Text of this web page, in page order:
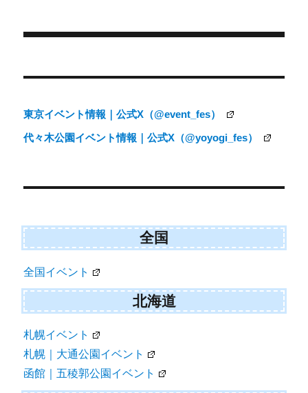
r
稿
ビ
ゲ
シ
ン
東京イベント情報｜公式X（@event_fes）
代々木公園イベント情報｜公式X（@yoyogi_fes）
全国
全国イベント
北海道
札幌イベント
札幌｜大通公園イベント
函館｜五稜郭公園イベント